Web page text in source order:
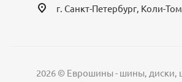
г. Санкт-Петербург, Коли-
2026 © Еврошины - шины, диски,